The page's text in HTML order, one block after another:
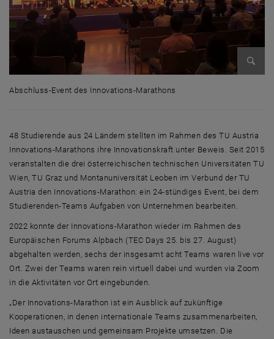
Abschluss-Event des Innovations-Marathons
48 Studierende aus 24 Ländern stellten im Rahmen des TU Austria
Innovations-Marathons ihre Innovationskraft unter Beweis. Seit 2015
veranstalten die drei österreichischen technischen Universitäten TU
Wien, TU Graz und Montanuniversität Leoben im Verbund der TU
Austria den Innovations-Marathon: ein 24-stündiges Event, bei dem
Studierenden-Teams Aufgaben von Unternehmen bearbeiten.
2022 konnte der Innovations-Marathon wieder im Rahmen des
Europäischen Forums Alpbach (TEC Days 25. bis 27. August)
abgehalten werden, sechs der insgesamt acht Teams waren live vor
Ort. Zwei derTeams waren rein virtuell dabei und wurden viaZoom
in die Aktivitäten vor Ort eingebunden.
„Der Innovations-Marathon ist ein Ausblick auf zukünftige
Kooperationen, in denen internationale Teams zusammenarbeiten,
Ideen austauschen und gemeinsam Projekte umsetzen. Die